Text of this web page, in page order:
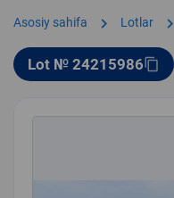
Asosiy sahifa chevron_right Lotlar chevron_right
Lot № 24215986content_copy